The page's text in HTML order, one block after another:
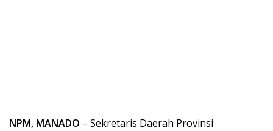
NPM, MANADO – Sekretaris Daerah Provinsi